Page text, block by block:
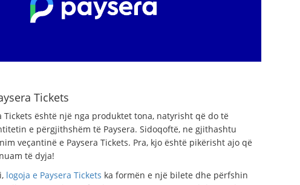
Tickets
Tickets është një nga produktet tona, natyrisht që do të
e përgjithshëm të Paysera. Sidoqoftë, ne gjithashtu
veçantinë e Paysera Tickets. Pra, kjo është pikërisht ajo që
të dyja!
logoja e Paysera Tickets ka formën e një bilete dhe përfshin